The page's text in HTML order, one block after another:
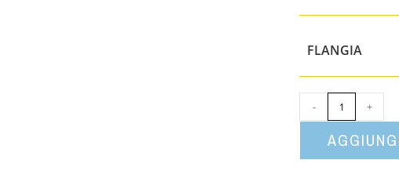
FLANGIA
- +